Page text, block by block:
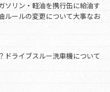
ソリン・軽油を携行缶に給油す
ルールの変更について大事なお
ドライブスルー洗車機について